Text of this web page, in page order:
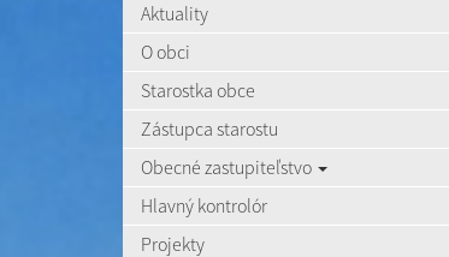
Aktuality
O obci
Starostka obce
Zástupca starostu
Obecné zastupiteľstvo
Hlavný kontrolór
Projekty